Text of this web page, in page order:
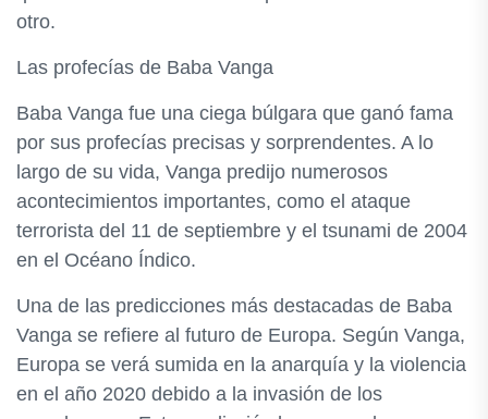
otro.
Las profecías de Baba Vanga
Baba Vanga fue una ciega búlgara que ganó fama
por sus profecías precisas y sorprendentes. A lo
largo de su vida, Vanga predijo numerosos
acontecimientos importantes, como el ataque
terrorista del 11 de septiembre y el tsunami de 2004
en el Océano Índico.
Una de las predicciones más destacadas de Baba
Vanga se refiere al futuro de Europa. Según Vanga,
Europa se verá sumida en la anarquía y la violencia
en el año 2020 debido a la invasión de los